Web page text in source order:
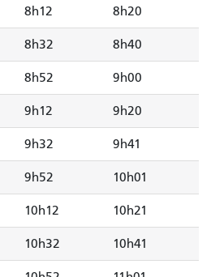
8h12 8h20
8h32 8h40
8h52 9h00
9h12 9h20
9h32 9h41
9h52 10h01
10h12 10h21
10h32 10h41